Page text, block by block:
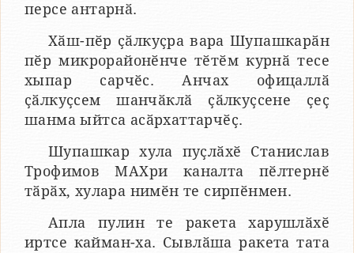
персе антарнӑ.
Хӑш-пӗр ҫӑлкуҫра вара Шупашкарӑн
пӗр микрорайонӗнче тӗтӗм курнӑ тесе
хыпар сарчӗс. Анчах офицаллӑ
ҫӑлкуҫсем шанчӑклӑ ҫӑлкуҫсене ҫеҫ
шанма ыйтса асӑрхаттарчӗҫ.
Шупашкар хула пуҫлӑхӗ Станислав
Трофимов МАХри каналта пӗлтернӗ
тӑрӑх, хулара нимӗн те сирпӗнмен.
Апла пулин те ракета харушлӑхӗ
иртсе кайман-ха. Сывлӑша ракета тата